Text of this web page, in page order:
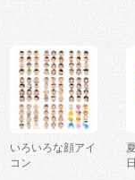
いろいろな顔アイ
コン